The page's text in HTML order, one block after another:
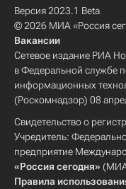
Версия 2023.1 Beta
© 2026 МИА «Россия
Вакансии
Сетевое издание РИА
в Федеральной службе
информационных
(Роскомнадзор) 08
Свидетельство о
Учредитель:
предприятие
«Россия сегодня» (МИА
Правила